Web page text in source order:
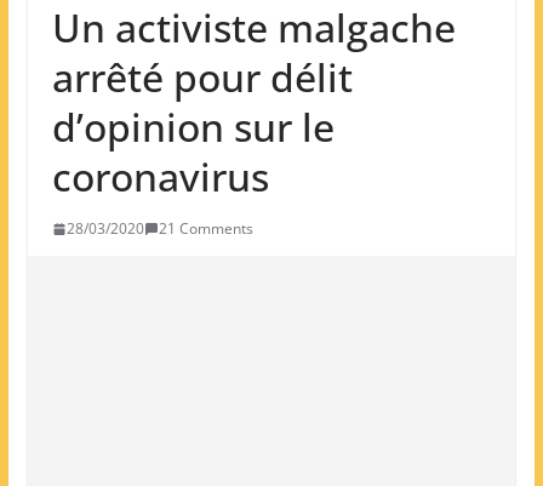
Un activiste malgache
arrêté pour délit
d’opinion sur le
coronavirus
28/03/2020 21 Comments